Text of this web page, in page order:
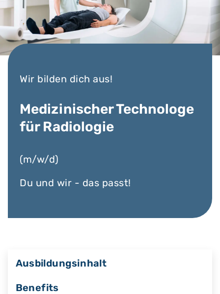
Wir bilden dich aus!
Medizinischer Technologe
für Radiologie
(m/w/d)
Du und wir - das passt!
Ausbildungsinhalt
Benefits